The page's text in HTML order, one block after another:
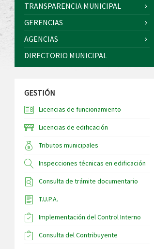
TRANSPARENCIA MUNICIPAL
GERENCIAS
AGENCIAS
DIRECTORIO MUNICIPAL
GESTIÓN
Licencias de funcionamiento
Licencias de edificación
Tributos municipales
Inspecciones técnicas en edificación
Consulta de trámite documentario
T.U.P.A.
Implementación del Control Interno
Consulta del Contribuyente